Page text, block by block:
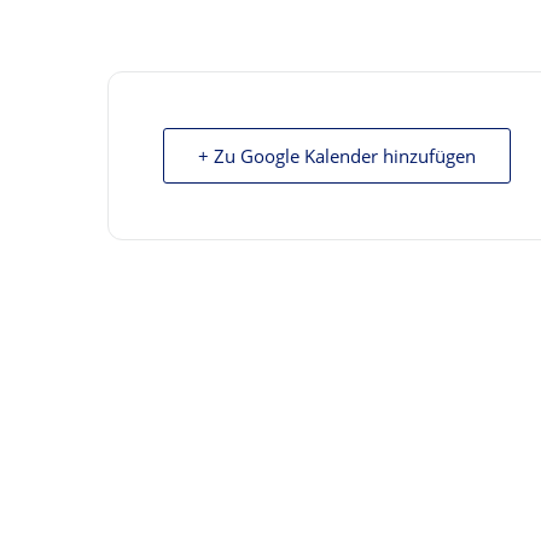
+ Zu Google Kalender hinzufügen